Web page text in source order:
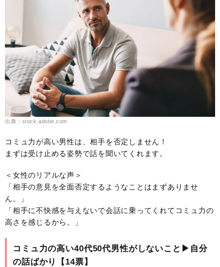
出典：stock.adobe.com
コミュ力が高い男性は、相手を否定しません！
まずは受け止める姿勢で話を聞いてくれます。
＜女性のリアルな声＞
「相手の意見を全面否定するようなことはまずありませ
ん。」
「相手に不快感を与えないで会話に乗ってくれてコミュ力の
高さを感じるから。」
コミュ力の高い40代50代男性がしないこと▶︎自分
の話ばかり【14票】